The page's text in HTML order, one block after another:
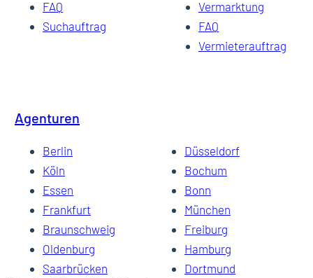
FAQ
Suchauftrag
Vermarktung
FAQ
Vermieterauftrag
Agenturen
Berlin
Düsseldorf
Köln
Bochum
Essen
Bonn
Frankfurt
München
Braunschweig
Freiburg
Oldenburg
Hamburg
Saarbrücken
Dortmund